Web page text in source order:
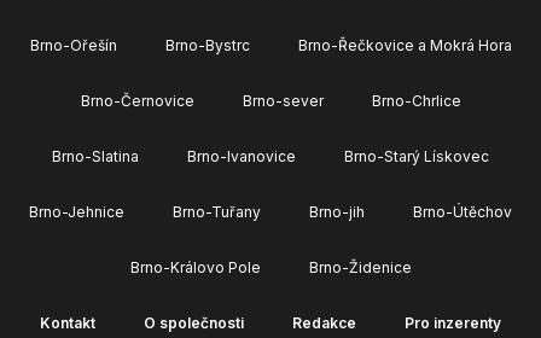
Brno-Ořešín Brno-Bystrc Brno-Řečkovice a Mokrá Hora
Brno-Černovice Brno-sever Brno-Chrlice
Brno-Slatina Brno-Ivanovice Brno-Starý Lískovec
Brno-Jehnice Brno-Tuřany Brno-jih Brno-Útěchov
Brno-Královo Pole Brno-Židenice
Kontakt O společnosti Redakce Pro inzerenty